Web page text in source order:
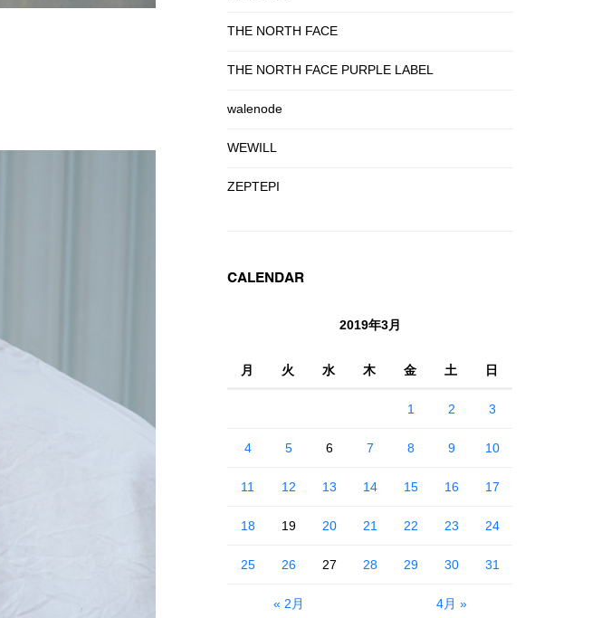
THE NORTH FACE
THE NORTH FACE PURPLE LABEL
walenode
WEWILL
ZEPTEPI
CALENDAR
2019年3月
月 火 水 木 金 土 日
« 2月 4月 »
1 2 3
4 5 6 7 8 9 10
11 12 13 14 15 16 17
18 19 20 21 22 23 24
25 26 27 28 29 30 31